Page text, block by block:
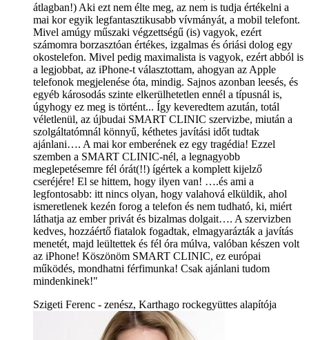
átlagban!) Aki ezt nem élte meg, az nem is tudja értékelni a
mai kor egyik legfantasztikusabb vívmányát, a mobil telefont.
Mivel amúgy műszaki végzettségű (is) vagyok, ezért
számomra borzasztóan értékes, izgalmas és óriási dolog egy
okostelefon. Mivel pedig maximalista is vagyok, ezért abból is
a legjobbat, az iPhone-t választottam, ahogyan az Apple
telefonok megjelenése óta, mindig. Sajnos azonban leesés, és
egyéb károsodás szinte elkerülhetetlen ennél a típusnál is,
úgyhogy ez meg is történt... Így keveredtem azután, totál
véletlenül, az újbudai SMART CLINIC szervizbe, miután a
szolgáltatómnál könnyű, kéthetes javítási időt tudtak
ajánlani…. A mai kor emberének ez egy tragédia! Ezzel
szemben a SMART CLINIC-nél, a legnagyobb
meglepetésemre fél órát(!!) ígértek a komplett kijelző
cseréjére! El se hittem, hogy ilyen van! ….és ami a
legfontosabb: itt nincs olyan, hogy valahová elküldik, ahol
ismeretlenek kezén forog a telefon és nem tudható, ki, miért
láthatja az ember privát és bizalmas dolgait…. A szervizben
kedves, hozzáértő fiatalok fogadtak, elmagyarázták a javítás
menetét, majd leültettek és fél óra múlva, valóban készen volt
az iPhone! Köszönöm SMART CLINIC, ez európai
működés, mondhatni férfimunka! Csak ajánlani tudom
mindenkinek!"
Szigeti Ferenc - zenész, Karthago rockegyüttes alapítója